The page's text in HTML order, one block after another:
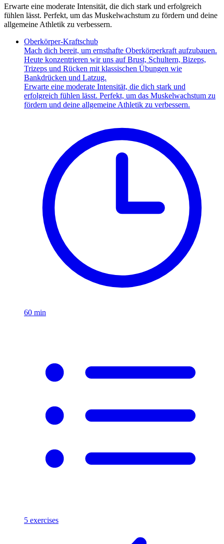
Erwarte eine moderate Intensität, die dich stark und erfolgreich
fühlen lässt. Perfekt, um das Muskelwachstum zu fördern und deine
allgemeine Athletik zu verbessern.
Oberkörper-Kraftschub
Mach dich bereit, um ernsthafte Oberkörperkraft aufzubauen.
Heute konzentrieren wir uns auf Brust, Schultern, Bizeps,
Trizeps und Rücken mit klassischen Übungen wie
Bankdrücken und Latzug.
Erwarte eine moderate Intensität, die dich stark und
erfolgreich fühlen lässt. Perfekt, um das Muskelwachstum zu
fördern und deine allgemeine Athletik zu verbessern.
60 min
5 exercises